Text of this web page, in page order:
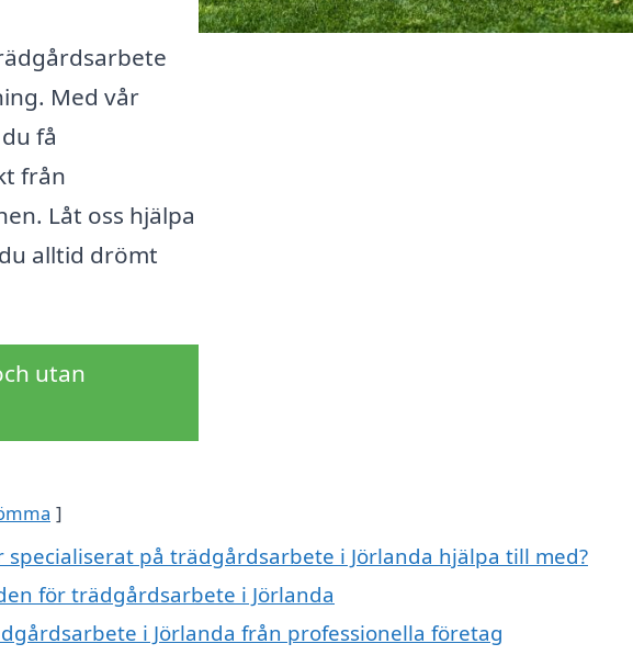
Med vår
få
från
Låt oss hjälpa
alltid drömt
utan
specialiserat på trädgårdsarbete i Jörlanda hjälpa till med?
för trädgårdsarbete i Jörlanda
i Jörlanda från professionella företag